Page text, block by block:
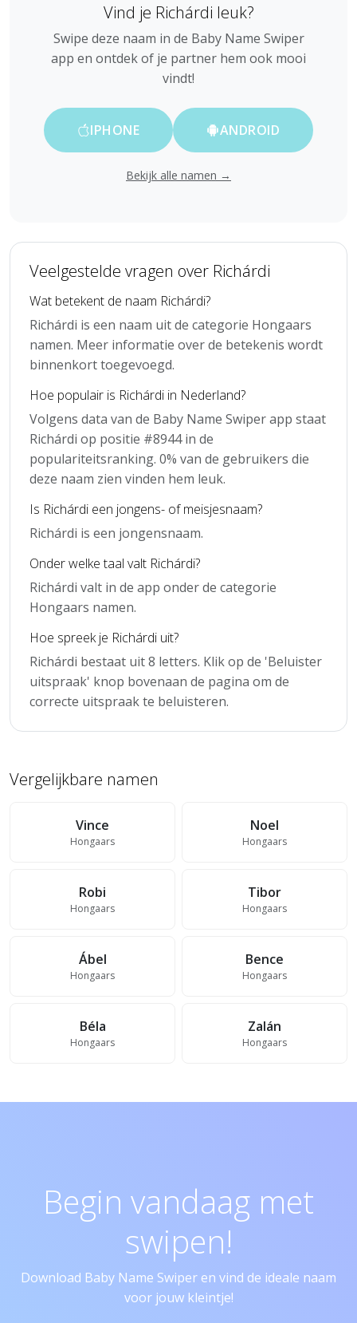
Vind je Richárdi leuk?
Swipe deze naam in de Baby Name Swiper
app en ontdek of je partner hem ook mooi
vindt!
IPHONE ANDROID
Bekijk alle namen →
Veelgestelde vragen over Richárdi
Wat betekent de naam Richárdi?
Richárdi is een naam uit de categorie Hongaars
namen. Meer informatie over de betekenis wordt
binnenkort toegevoegd.
Hoe populair is Richárdi in Nederland?
Volgens data van de Baby Name Swiper app staat
Richárdi op positie #8944 in de
populariteitsranking. 0% van de gebruikers die
deze naam zien vinden hem leuk.
Is Richárdi een jongens- of meisjesnaam?
Richárdi is een jongensnaam.
Onder welke taal valt Richárdi?
Richárdi valt in de app onder de categorie
Hongaars namen.
Hoe spreek je Richárdi uit?
Richárdi bestaat uit 8 letters. Klik op de 'Beluister
uitspraak' knop bovenaan de pagina om de
correcte uitspraak te beluisteren.
Vergelijkbare namen
Vince
Hongaars
Noel
Hongaars
Robi
Hongaars
Tibor
Hongaars
Ábel
Hongaars
Bence
Hongaars
Béla
Hongaars
Zalán
Hongaars
Begin vandaag met
swipen!
Download Baby Name Swiper en vind de ideale naam
voor jouw kleintje!